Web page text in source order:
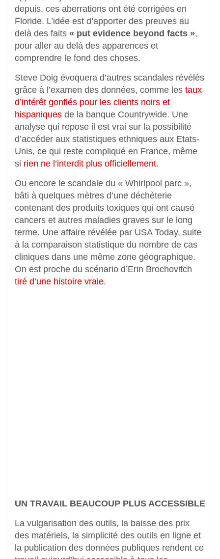
depuis, ces aberrations ont été corrigées en
Floride. L’idée est d’apporter des preuves au
delà des faits « put evidence beyond facts »,
pour aller au delà des apparences et
comprendre le fond des choses.
Steve Doig évoquera d’autres scandales révélés
grâce à l’examen des données, comme les taux
d’intérêt gonflés pour les clients noirs et
hispaniques de la banque Countrywide. Une
analyse qui repose il est vrai sur la possibilité
d’accéder aux statistiques ethniques aux Etats-
Unis, ce qui reste compliqué en France, même
si rien ne l’interdit plus officiellement.
Ou encore le scandale du « Whirlpool parc »,
bâti à quelques mètres d’une déchèterie
contenant des produits toxiques qui ont causé
cancers et autres maladies graves sur le long
terme. Une affaire révélée par USA Today, suite
à la comparaison statistique du nombre de cas
cliniques dans une même zone géographique.
On est proche du scénario d’Erin Brochovitch
tiré d’une histoire vraie.
UN TRAVAIL BEAUCOUP PLUS ACCESSIBLE
La vulgarisation des outils, la baisse des prix
des matériels, la simplicité des outils en ligne et
la publication des données publiques rendent ce